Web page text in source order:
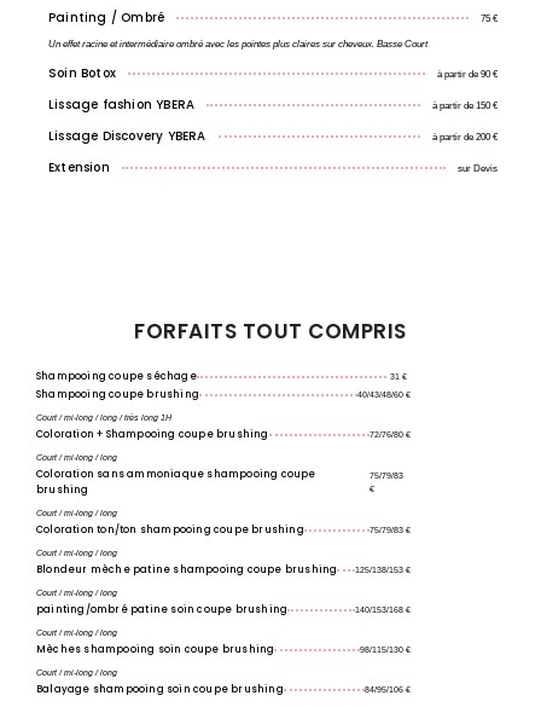
Painting / Ombré 75 €
Un effet racine et intermédiaire ombré avec les pointes plus claires sur cheveux. Basse Court
Soin Botox à partir de 90 €
Lissage fashion YBERA à partir de 150 €
Lissage Discovery YBERA à partir de 200 €
Extension sur Devis
FORFAITS TOUT COMPRIS
Shampooing coupe séchage 31 €
Shampooing coupe brushing 40/43/48/60 €
Court / mi-long / long / très long 1H
Coloration + Shampooing coupe brushing 72/76/80 €
Court / mi-long / long
Coloration sans ammoniaque shampooing coupe
brushing
75/79/83
€
Court / mi-long / long
Coloration ton/ton shampooing coupe brushing 75/79/83 €
Court / mi-long / long
Blondeur mèche patine shampooing coupe brushing 125/138/153 €
Court / mi-long / long
painting/ombré patine soin coupe brushing 140/153/168 €
Court / mi-long / long
Mèches shampooing soin coupe brushing 98/115/130 €
Court / mi-long / long
Balayage shampooing soin coupe brushing 84/95/106 €